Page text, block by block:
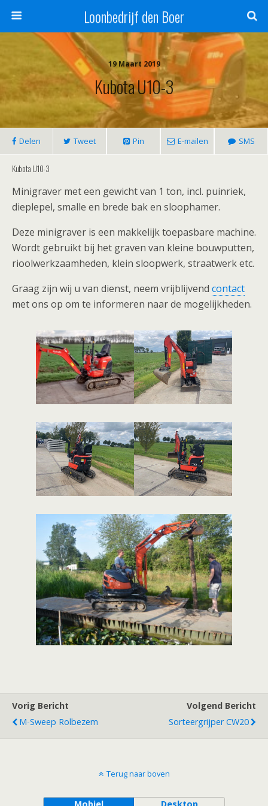
Loonbedrijf den Boer
19 Maart 2019
Kubota U10-3
Delen Tweet Pin E-mailen SMS
Kubota U10-3
Minigraver met een gewicht van 1 ton, incl. puinriek,
dieplepel, smalle en brede bak en sloophamer.
Deze minigraver is een makkelijk toepasbare machine.
Wordt gebruikt bij het graven van kleine bouwputten,
rioolwerkzaamheden, klein sloopwerk, straatwerk etc.
Graag zijn wij u van dienst, neem vrijblijvend contact
met ons op om te informeren naar de mogelijkheden.
Vorig Bericht
M-Sweep Rolbezem
Volgend Bericht
Sorteergrijper CW20
Terug naar boven
Mobiel Desktop